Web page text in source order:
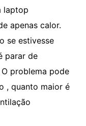
laptop
apenas calor.
se estivesse
parar de
problema pode
, quanto maior é